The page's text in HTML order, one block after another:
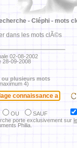
- Cléphi - mots
dans les mots clÃ©s
02-08-2002
28-09-2008
ou plusieurs mots
4)
OU
SAUF
porte exclusivement sur
Philia.